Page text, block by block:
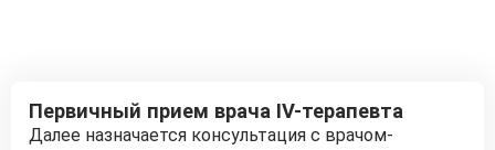
Первичный прием врача IV-терапевта
Далее назначается консультация с врачом-